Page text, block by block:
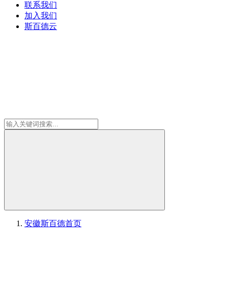
联系我们
加入我们
斯百德云
安徽斯百德首页